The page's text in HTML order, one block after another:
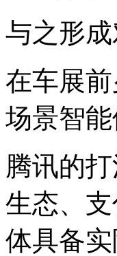
与之形
在车展
场景智
腾讯的
生态、
体具备